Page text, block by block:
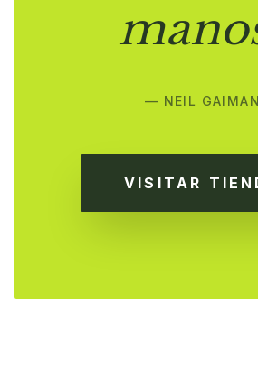
— NEIL GAIMAN
VISITAR